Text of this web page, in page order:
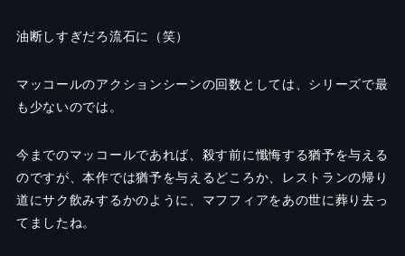
油断しすぎだろ流石に（笑）
マッコールのアクションシーンの回数としては、シリーズで最
も少ないのでは。
今までのマッコールであれば、殺す前に懺悔する猶予を与える
のですが、本作では猶予を与えるどころか、レストランの帰り
道にサク飲みするかのように、マフフィアをあの世に葬り去っ
てましたね。